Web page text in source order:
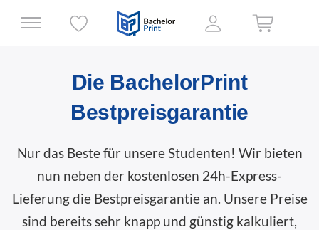
Die BachelorPrint
Bestpreisgarantie
Nur das Beste für unsere Studenten! Wir bieten
nun neben der kostenlosen 24h-Express-
Lieferung die Bestpreisgarantie an. Unsere Preise
sind bereits sehr knapp und günstig kalkuliert,